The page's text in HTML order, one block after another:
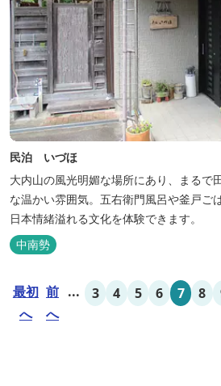
民泊 いづほ
大内山の風光明媚な場所にあり、まるで
な温かい雰囲気。五右衛門風呂や釜戸ご
日本情緒溢れる文化を体験できます。
中南勢
最初
へ
前
へ
... 3 4 5 6 7 8